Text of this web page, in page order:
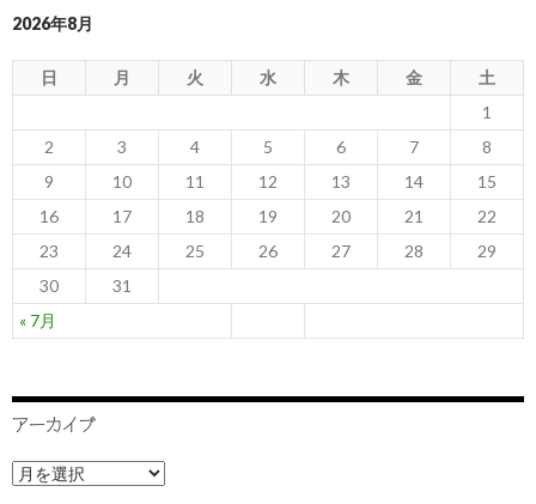
2026年8月
日 月 火 水 木 金 土
« 7月
1
2
3 4 5 6 7
8
9
10 11 12 13 14
15
16
17 18 19 20 21
22
23
24 25 26 27 28
29
30
31
アーカイブ
ア
ー